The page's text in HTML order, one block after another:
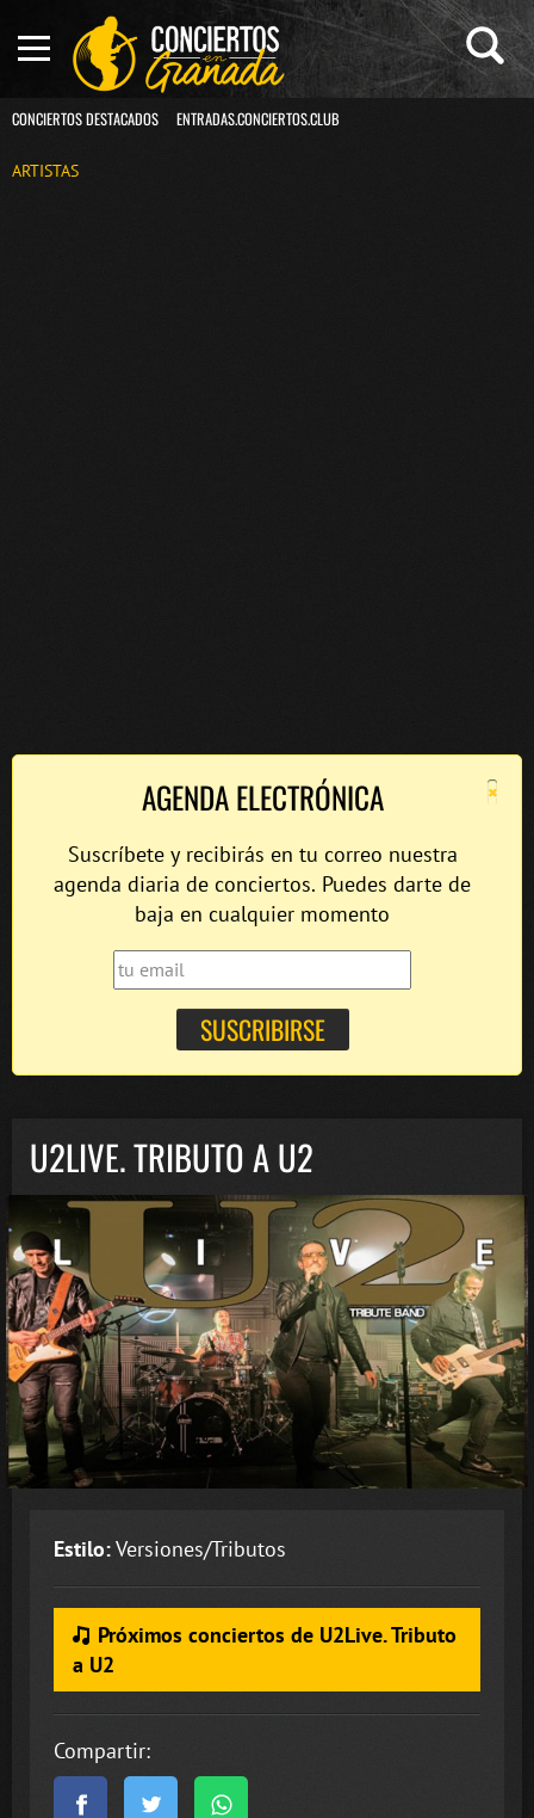
CONCIERTOS DESTACADOS ENTRADAS.CONCIERTOS.CLUB
ARTISTAS
×
AGENDA ELECTRÓNICA
Suscríbete y recibirás en tu correo nuestra
agenda diaria de conciertos. Puedes darte de
baja en cualquier momento
U2LIVE. TRIBUTO A U2
Estilo:Versiones/Tributos
Próximos conciertos de U2Live. Tributo
a U2
Compartir: